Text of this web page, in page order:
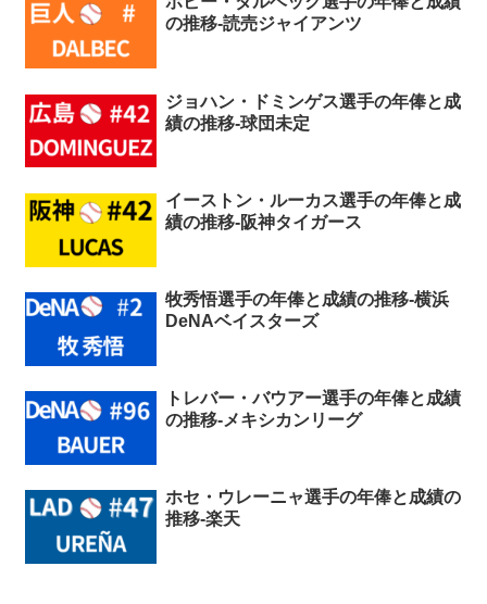
の推移-読売ジャイアンツ
ジョハン・ドミンゲス選手の年俸と成
績の推移-球団未定
イーストン・ルーカス選手の年俸と成
績の推移-阪神タイガース
牧秀悟選手の年俸と成績の推移-横浜
DeNAベイスターズ
トレバー・バウアー選手の年俸と成績
の推移-メキシカンリーグ
ホセ・ウレーニャ選手の年俸と成績の
推移-楽天